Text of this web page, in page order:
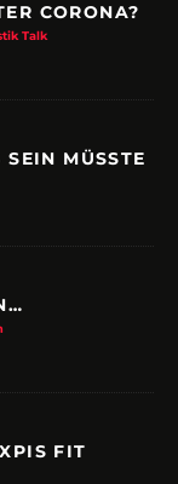
CORONA?
Talk
MÜSSTE
FIT